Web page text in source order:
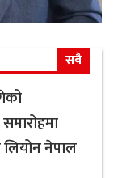
सबै
लियोन नेपाल